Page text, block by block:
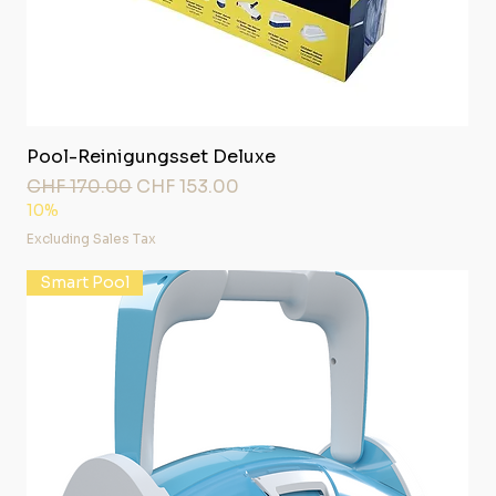
Pool-Reinigungsset Deluxe
Regular Price
CHF 170.00 Sale Price
CHF 153.00
10%
Excluding Sales Tax
Smart Pool